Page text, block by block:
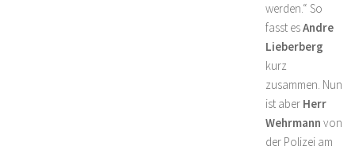
werden.“ So
fasst esAndre
Lieberberg
kurz
zusammen. Nun
ist aber Herr
Wehrmann von
der Polizei am